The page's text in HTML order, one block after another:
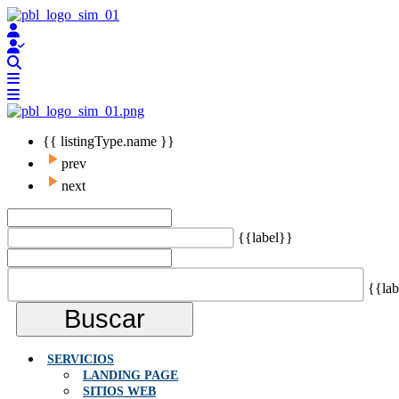
{{ listingType.name }}
prev
next
{{label}}
Buscar
SERVICIOS
LANDING PAGE
SITIOS WEB